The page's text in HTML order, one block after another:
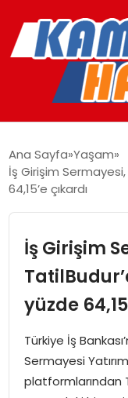
YAŞAM
MAGAZIN
EKONOMI
SPOR
TEKNOLOJI
Ana Sayfa Yaşam
İş Girişim
64,15’e çıkardı
İş Girişim
yüzde
Türkiye İş
Sermayesi
platformlarından